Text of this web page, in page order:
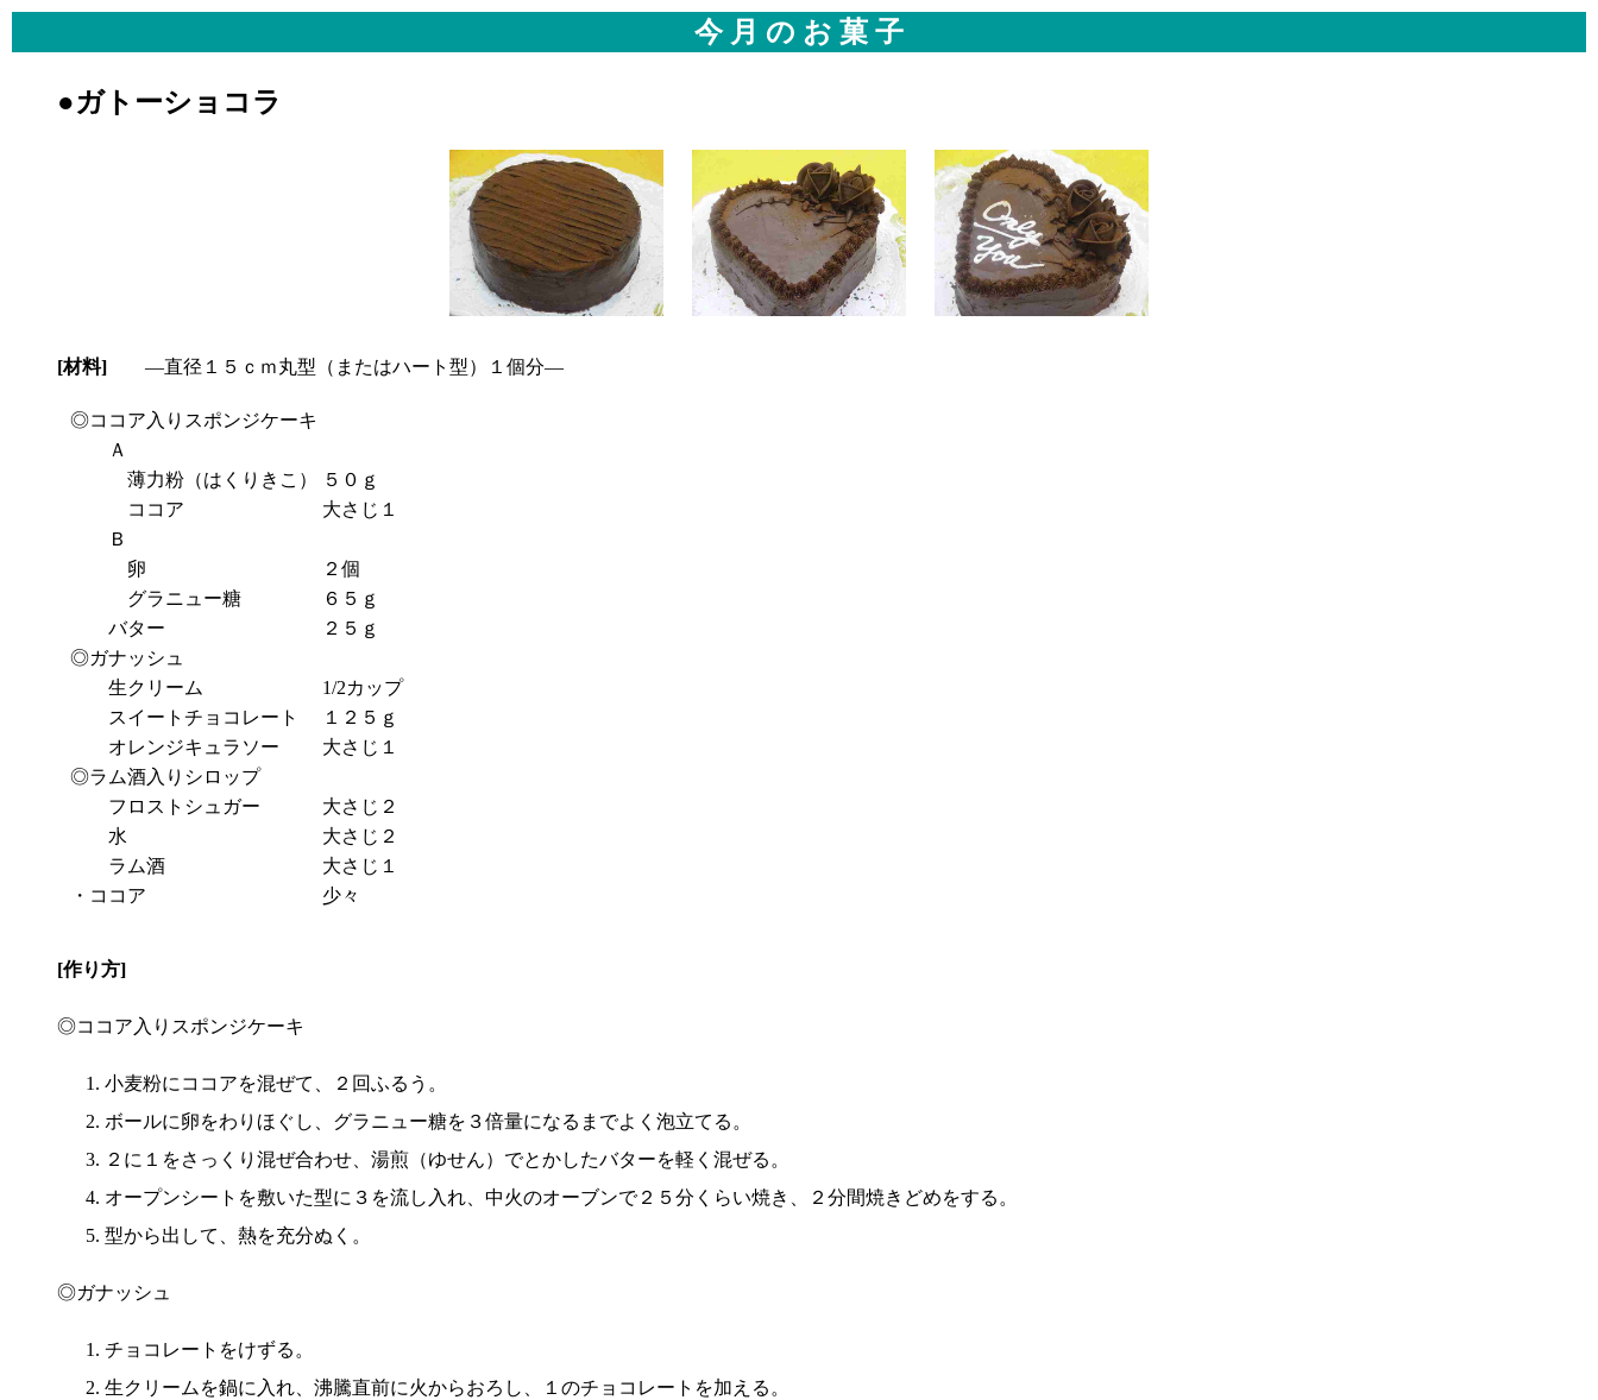
今 月 の お 菓 子
●ガトーショコラ
[材料] ―直径１５ｃｍ丸型（またはハート型）１個分―
◎ココア入りスポンジケーキ
Ａ
薄力粉（はくりきこ）
５０ｇ
ココア
大さじ１
Ｂ
卵
２個
グラニュー糖
６５ｇ
バター
２５ｇ
◎ガナッシュ
生クリーム
1/2カップ
スイートチョコレート
１２５ｇ
オレンジキュラソー
大さじ１
◎ラム酒入りシロップ
フロストシュガー
大さじ２
水
大さじ２
ラム酒
大さじ１
・ココア
少々
[作り方]
◎ココア入りスポンジケーキ
小麦粉にココアを混ぜて、２回ふるう。
ボールに卵をわりほぐし、グラニュー糖を３倍量になるまでよく泡立てる。
２に１をさっくり混ぜ合わせ、湯煎（ゆせん）でとかしたバターを軽く混ぜる。
オープンシートを敷いた型に３を流し入れ、中火のオーブンで２５分くらい焼き、２分間焼きどめをする。
型から出して、熱を充分ぬく。
◎ガナッシュ
チョコレートをけずる。
生クリームを鍋に入れ、沸騰直前に火からおろし、１のチョコレートを加える。